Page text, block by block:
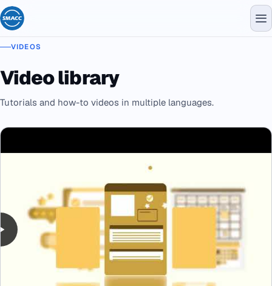
VIDEOS
Video library
Tutorials and how-to videos in multiple languages.